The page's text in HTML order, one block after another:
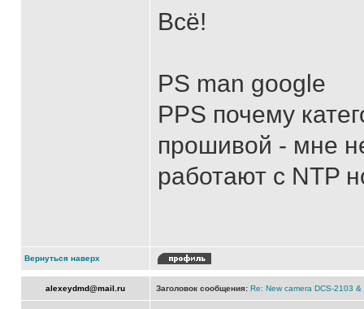
Всё!
PS man google
PPS почему
прошивой - мне
работают с NTP
Вернуться наверх
alexeydmd@mail.ru Заголовок сообщения: Re: New camera DCS-2103 &